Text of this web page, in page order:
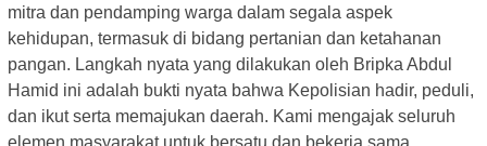
mitra dan pendamping warga dalam segala aspek
kehidupan, termasuk di bidang pertanian dan ketahanan
pangan. Langkah nyata yang dilakukan oleh Bripka Abdul
Hamid ini adalah bukti nyata bahwa Kepolisian hadir, peduli,
dan ikut serta memajukan daerah. Kami mengajak seluruh
elemen masyarakat untuk bersatu dan bekerja sama